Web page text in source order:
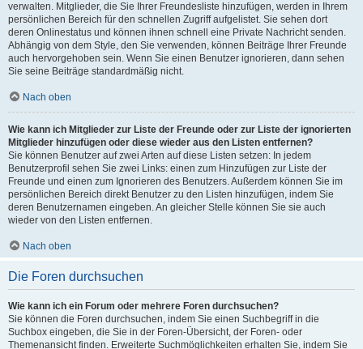
verwalten. Mitglieder, die Sie Ihrer Freundesliste hinzufügen, werden in Ihrem
persönlichen Bereich für den schnellen Zugriff aufgelistet. Sie sehen dort
deren Onlinestatus und können ihnen schnell eine Private Nachricht senden.
Abhängig von dem Style, den Sie verwenden, können Beiträge Ihrer Freunde
auch hervorgehoben sein. Wenn Sie einen Benutzer ignorieren, dann sehen
Sie seine Beiträge standardmäßig nicht.
Nach oben
Wie kann ich Mitglieder zur Liste der Freunde oder zur Liste der ignorierten
Mitglieder hinzufügen oder diese wieder aus den Listen entfernen?
Sie können Benutzer auf zwei Arten auf diese Listen setzen: In jedem
Benutzerprofil sehen Sie zwei Links: einen zum Hinzufügen zur Liste der
Freunde und einen zum Ignorieren des Benutzers. Außerdem können Sie im
persönlichen Bereich direkt Benutzer zu den Listen hinzufügen, indem Sie
deren Benutzernamen eingeben. An gleicher Stelle können Sie sie auch
wieder von den Listen entfernen.
Nach oben
Die Foren durchsuchen
Wie kann ich ein Forum oder mehrere Foren durchsuchen?
Sie können die Foren durchsuchen, indem Sie einen Suchbegriff in die
Suchbox eingeben, die Sie in der Foren-Übersicht, der Foren- oder
Themenansicht finden. Erweiterte Suchmöglichkeiten erhalten Sie, indem Sie